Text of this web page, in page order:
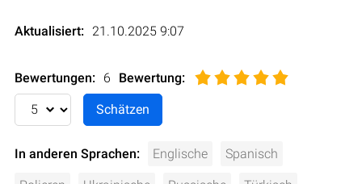
Aktualisiert: 21.10.2025 9:07
Bewertungen: 6 Bewertung:
In anderen Sprachen: Englische Spanisch